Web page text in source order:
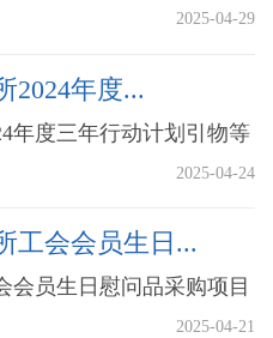
2025-04-29
2024年度...
年度三年行动计划引物等
2025-04-24
工会会员生日...
会员生日慰问品采购项目
2025-04-21